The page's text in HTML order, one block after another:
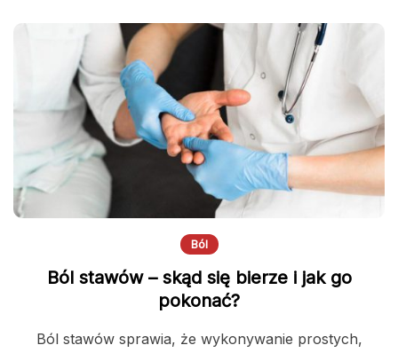
Ból
Ból stawów – skąd się bierze i jak go
pokonać?
Ból stawów sprawia, że wykonywanie prostych,